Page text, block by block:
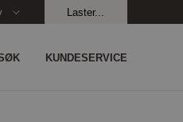
Laster...
KUNDESERVICE